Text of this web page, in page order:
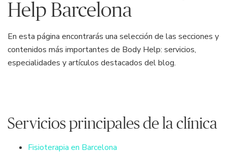
Help Barcelona
En esta página encontrarás una selección de las secciones y
contenidos más importantes de Body Help: servicios,
especialidades y artículos destacados del blog.
Servicios principales de la clínica
Fisioterapia en Barcelona